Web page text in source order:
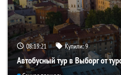
08:13:20 Купили:9
Автобусный тур в Выборг от